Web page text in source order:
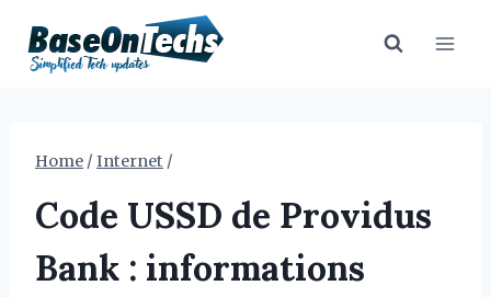
content
Home / Internet /
Code USSD de Providus
Bank : informations